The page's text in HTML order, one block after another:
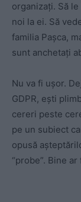
organizați. Să
noi la ei. Să
familia Pașca,
sunt anchetați
Nu va fi ușor.
GDPR, ești
cereri peste
pe un subiect
opusă
“probe”. Bine